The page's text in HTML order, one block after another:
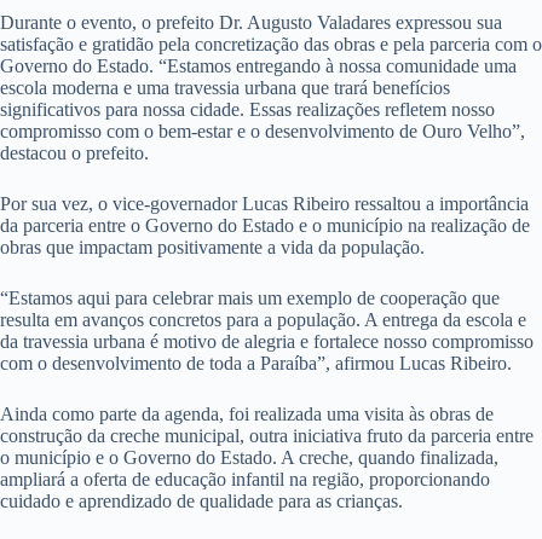
Durante o evento, o prefeito Dr. Augusto Valadares expressou sua
satisfação e gratidão pela concretização das obras e pela parceria com o
Governo do Estado. “Estamos entregando à nossa comunidade uma
escola moderna e uma travessia urbana que trará benefícios
significativos para nossa cidade. Essas realizações refletem nosso
compromisso com o bem-estar e o desenvolvimento de Ouro Velho”,
destacou o prefeito.
Por sua vez, o vice-governador Lucas Ribeiro ressaltou a importância
da parceria entre o Governo do Estado e o município na realização de
obras que impactam positivamente a vida da população.
“Estamos aqui para celebrar mais um exemplo de cooperação que
resulta em avanços concretos para a população. A entrega da escola e
da travessia urbana é motivo de alegria e fortalece nosso compromisso
com o desenvolvimento de toda a Paraíba”, afirmou Lucas Ribeiro.
Ainda como parte da agenda, foi realizada uma visita às obras de
construção da creche municipal, outra iniciativa fruto da parceria entre
o município e o Governo do Estado. A creche, quando finalizada,
ampliará a oferta de educação infantil na região, proporcionando
cuidado e aprendizado de qualidade para as crianças.